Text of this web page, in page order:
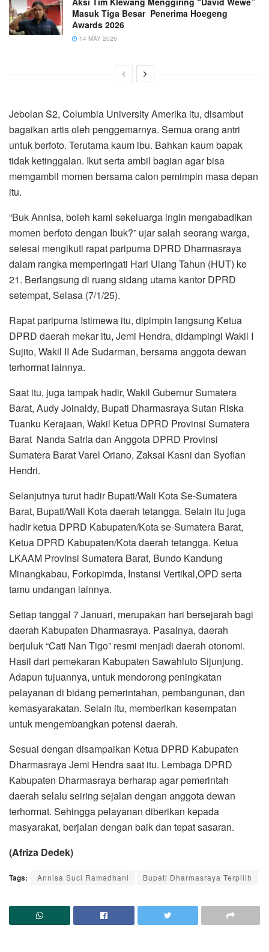
Masuk Tiga Besar Penerima Hoegeng
Awards 2026
14 MAY 2026
Jebolan S2, Columbia University Amerika itu, disambut
bagaikan artis oleh penggemarnya. Semua orang antri
untuk berfoto. Terutama kaum ibu. Bahkan kaum bapak
tidak ketinggalan. Ikut serta ambil bagian agar bisa
memgambil momen bersama calon pemimpin masa depan
itu.
“Buk Annisa, boleh kami sekeluarga ingin mengabadikan
momen berfoto dengan Ibuk?” ujar salah seorang warga,
selesai mengikuti rapat paripurna DPRD Dharmasraya
dalam rangka memperingati Hari Ulang Tahun (HUT) ke
21. Berlangsung di ruang sidang utama kantor DPRD
setempat, Selasa (7/1/25).
Rapat paripurna Istimewa itu, dipimpin langsung Ketua
DPRD daerah mekar itu, Jemi Hendra, didampingi Wakil I
Sujito, Wakil II Ade Sudarman, bersama anggota dewan
terhormat lainnya.
Saat itu, juga tampak hadir, Wakil Gubernur Sumatera
Barat, Audy Joinaldy, Bupati Dharmasraya Sutan Riska
Tuanku Kerajaan, Wakil Ketua DPRD Provinsi Sumatera
Barat Nanda Satria dan Anggota DPRD Provinsi
Sumatera Barat Varel Oriano, Zaksai Kasni dan Syofian
Hendri.
Selanjutnya turut hadir Bupati/Wali Kota Se-Sumatera
Barat, Bupati/Wali Kota daerah tetangga. Selain itu juga
hadir ketua DPRD Kabupaten/Kota se-Sumatera Barat,
Ketua DPRD Kabupaten/Kota daerah tetangga. Ketua
LKAAM Provinsi Sumatera Barat, Bundo Kandung
Minangkabau, Forkopimda, Instansi Vertikal,OPD serta
tamu undangan lainnya.
Setiap tanggal 7 Januari, merupakan hari bersejarah bagi
daerah Kabupaten Dharmasraya. Pasalnya, daerah
berjuluk “Cati Nan Tigo” resmi menjadi daerah otonomi.
Hasil dari pemekaran Kabupaten Sawahluto Sijunjung.
Adapun tujuannya, untuk mendorong peningkatan
pelayanan di bidang pemerintahan, pembangunan, dan
kemasyarakatan. Selain itu, memberikan kesempatan
untuk mengembangkan potensi daerah.
Sesuai dengan disampaikan Ketua DPRD Kabupaten
Dharmasraya Jemi Hendra saat itu. Lembaga DPRD
Kabupaten Dharmasraya berharap agar pemerintah
daerah selalu seiring sejalan dengan anggota dewan
terhormat. Sehingga pelayanan diberikan kepada
masyarakat, berjalan dengan baik dan tepat sasaran.
(Afriza Dedek)
Tags: Annisa Suci Ramadhani Bupati Dharmasraya Terpilih